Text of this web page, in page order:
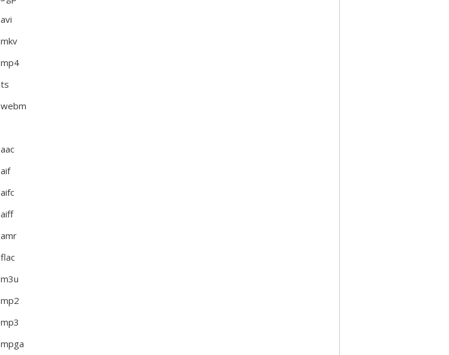
avi
mkv
mp4
ts
webm
aac
aif
aifc
aiff
amr
flac
m3u
mp2
mp3
mpga